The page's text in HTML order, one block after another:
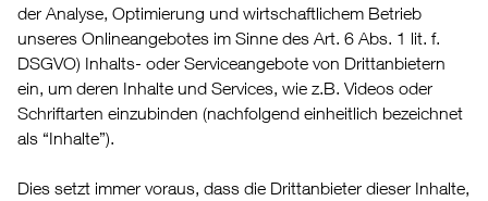
der Analyse, Optimierung und wirtschaftlichem Betrieb
unseres Onlineangebotes im Sinne des Art. 6 Abs. 1 lit. f.
DSGVO) Inhalts- oder Serviceangebote von Drittanbietern
ein, um deren Inhalte und Services, wie z.B. Videos oder
Schriftarten einzubinden (nachfolgend einheitlich bezeichnet
als “Inhalte”).
Dies setzt immer voraus, dass die Drittanbieter dieser Inhalte,